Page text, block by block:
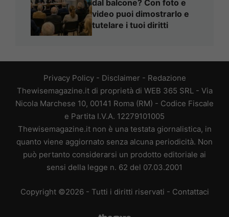
dal balcone? Con foto e
video puoi dimostrarlo e
tutelare i tuoi diritti
Privacy Policy- Disclaimer - Redazione
Thewisemagazine.it di proprietà di WEB 365 SRL - Via
Nicola Marchese 10, 00141 Roma (RM) - Codice Fiscale
e Partita I.V.A. 12279101005
Thewisemagazine.it non è una testata giornalistica, in
quanto viene aggiornato senza alcuna periodicità. Non
può pertanto considerarsi un prodotto editoriale ai
sensi della legge n. 62 del 07.03.2001
Copyright ©2026 - Tutti i diritti riservati - Contattaci